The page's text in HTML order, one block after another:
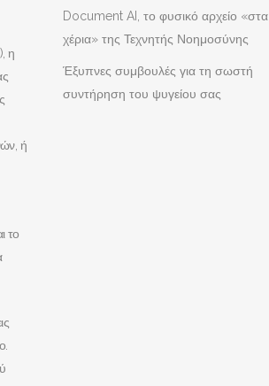
η
ή
το
Document AI, το φυσικό αρχείο «στα
χέρια» της Τεχνητής Νοημοσύνης
Έξυπνες συμβουλές για τη σωστή
συντήρηση του ψυγείου σας